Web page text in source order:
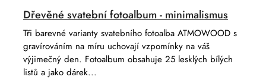
Dřevěné svatební fotoalbum - minimalismus
Tři barevné varianty svatebního fotoalba ATMOWOOD s
gravírováním na míru uchovají vzpomínky na váš
výjimečný den. Fotoalbum obsahuje 25 lesklých bílých
listů a jako dárek...